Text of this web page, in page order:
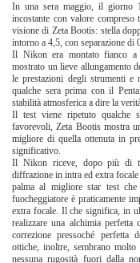
In una sera maggio, il giorno
incostante con valore
visione di Zeta Bootis: stella
intorno a 4,5, con separazione di
Il Nikon era montato fianco a
mostrato un lieve allungamento
le prestazioni degli strumenti e
qualche sera prima con il
stabilità atmosferica a dire la
Il test viene ripetuto qualche
favorevoli, Zeta Bootis mostra
migliore di quella ottenuta in
significativo.
Il Nikon riceve, dopo più di
diffrazione in intra ed extra
palma al migliore star test
fuocheggiatore è praticamente
extra focale. Il che significa, in
realizzare una alchimia perfetta
correzione pressoché perfetta
ottiche, inoltre, sembrano molto
nessuna rugosità fuori dalla